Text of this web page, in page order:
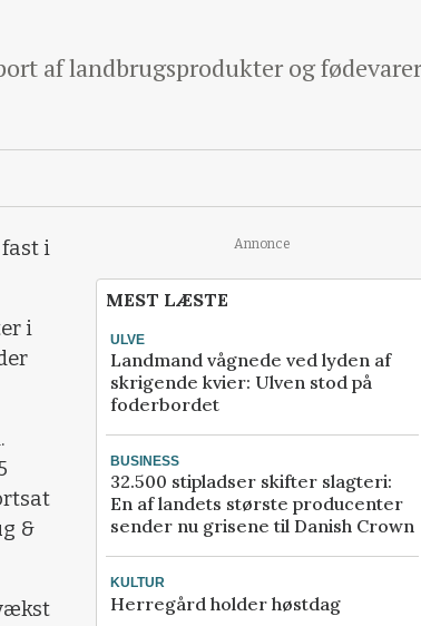
af landbrugsprodukter og fødevarer
i
i
&
Annonce
MEST LÆSTE
ULVE
Landmand vågnede ved lyden af
skrigende kvier: Ulven stod på
foderbordet
BUSINESS
32.500 stipladser skifter slagteri:
En af landets største producenter
sender nu grisene til Danish Crown
KULTUR
Herregård holder høstdag